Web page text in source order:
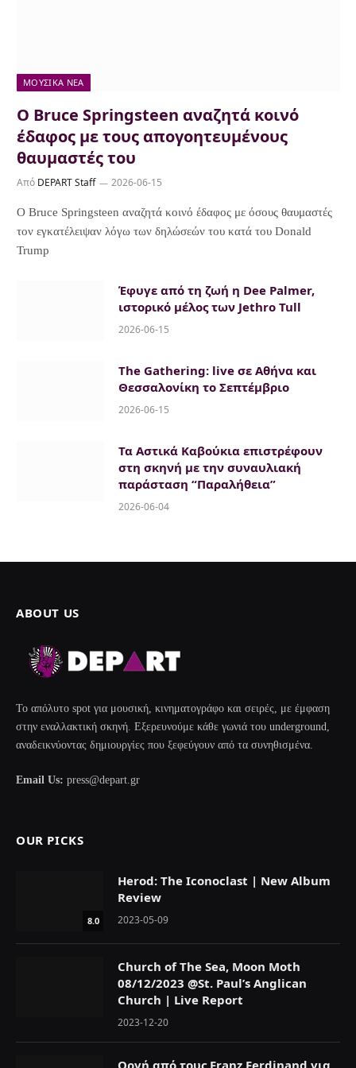
ΜΟΥΣΙΚΆ ΝΈΑ
Ο Bruce Springsteen αναζητά κοινό
έδαφος με τους απογοητευμένους
θαυμαστές του
Από DEPART Staff 2026-06-15
Ο Bruce Springsteen αναζητά κοινό έδαφος με όσους θαυμαστές
τον εγκατέλειψαν λόγω των δηλώσεών του κατά του Donald
Trump
Έφυγε από τη ζωή η Dee Palmer,
ιστορικό μέλος των Jethro Tull
2026-06-15
The Gathering: live σε Αθήνα και
Θεσσαλονίκη το Σεπτέμβριο
2026-06-15
Τα Αστικά Καβούκια επιστρέφουν
στη σκηνή με την συναυλιακή
παράσταση “Παραλήθεια”
2026-06-04
ABOUT US
Το απόλυτο spot για μουσική, κινηματογράφο και σειρές, με έμφαση
στην εναλλακτική σκηνή. Εξερευνούμε κάθε γωνιά του underground,
αναδεικνύοντας δημιουργίες που ξεφεύγουν από τα συνηθισμένα.
Email Us: press@depart.gr
OUR PICKS
8.0
Herod: The Iconoclast | New Album
Review
2023-05-09
Church of The Sea, Moon Moth
08/12/2023 @St. Paul’s Anglican
Church | Live Report
2023-12-20